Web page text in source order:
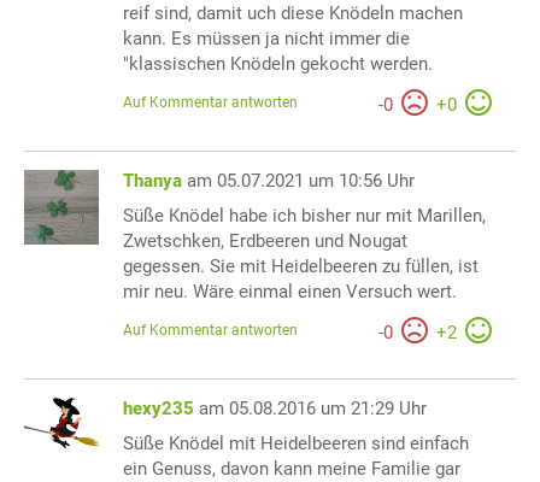
reif sind, damit uch diese Knödeln machen
kann. Es müssen ja nicht immer die
"klassischen Knödeln gekocht werden.
-0 +0
Auf Kommentar antworten
Thanya am 05.07.2021 um 10:56 Uhr
Süße Knödel habe ich bisher nur mit Marillen,
Zwetschken, Erdbeeren und Nougat
gegessen. Sie mit Heidelbeeren zu füllen, ist
mir neu. Wäre einmal einen Versuch wert.
-0 +2
Auf Kommentar antworten
hexy235 am 05.08.2016 um 21:29 Uhr
Süße Knödel mit Heidelbeeren sind einfach
ein Genuss, davon kann meine Familie gar